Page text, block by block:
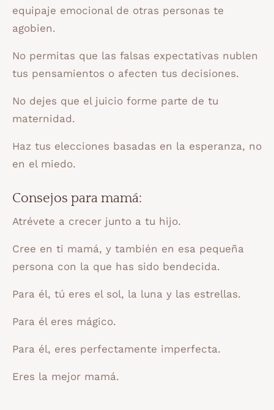
equipaje emocional de otras personas te
agobien.
No permitas que las falsas expectativas nublen
tus pensamientos o afecten tus decisiones.
No dejes que el juicio forme parte de tu
maternidad.
Haz tus elecciones basadas en la esperanza, no
en el miedo. ⠀
Consejos para mamá:
Atrévete a crecer junto a tu hijo.
Cree en ti mamá, y también en esa pequeña
persona con la que has sido bendecida.
Para él, tú eres el sol, la luna y las estrellas.
Para él eres mágico.
Para él, eres perfectamente imperfecta.
Eres la mejor mamá.